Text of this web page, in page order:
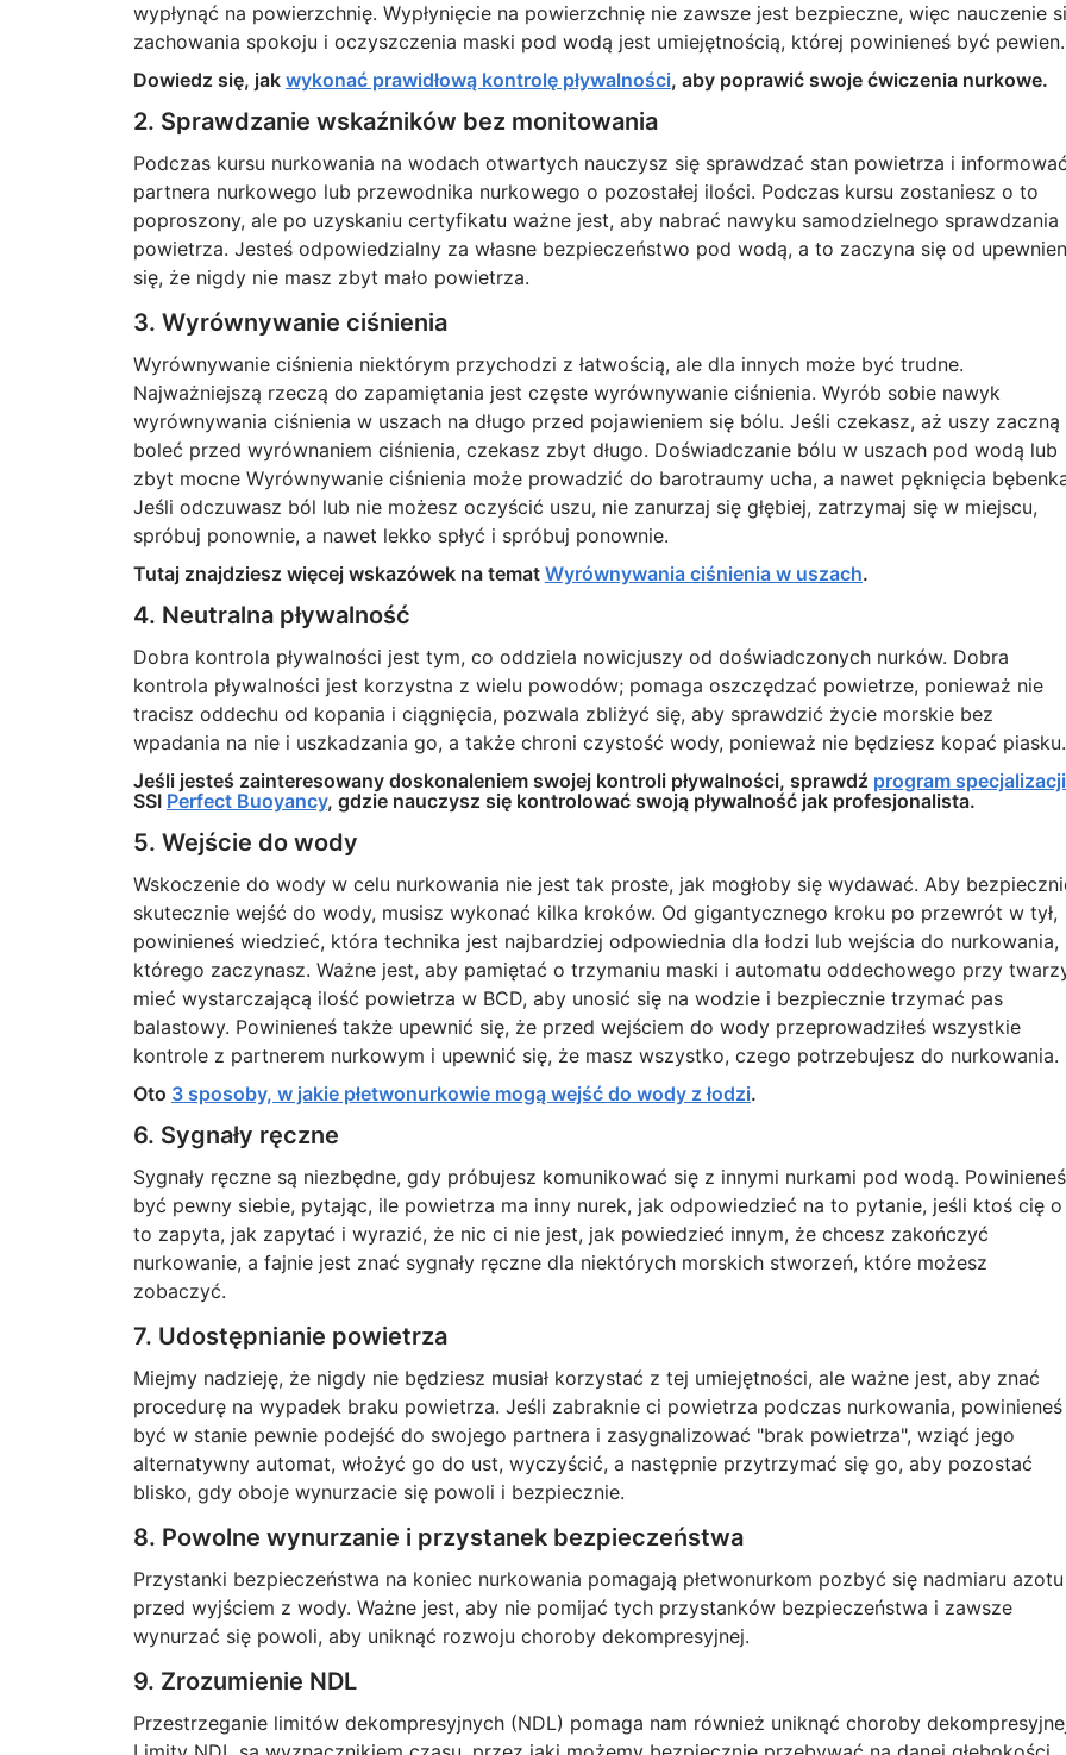
wypłynąć na powierzchnię. Wypłynięcie na powierzchnię nie zawsze jest bezpieczne, więc nauczenie
zachowania spokoju i oczyszczenia maski pod wodą jest umiejętnością, której powinieneś być pewien.
Dowiedz się, jak wykonać prawidłową kontrolę pływalności, aby poprawić swoje ćwiczenia nurkowe.
2. Sprawdzanie wskaźników bez monitowania
Podczas kursu nurkowania na wodach otwartych nauczysz się sprawdzać stan powietrza i informować
partnera nurkowego lub przewodnika nurkowego o pozostałej ilości. Podczas kursu zostaniesz o to
poproszony, ale po uzyskaniu certyfikatu ważne jest, aby nabrać nawyku samodzielnego sprawdzania
powietrza. Jesteś odpowiedzialny za własne bezpieczeństwo pod wodą, a to zaczyna się od
się, że nigdy nie masz zbyt mało powietrza.
3. Wyrównywanie ciśnienia
Wyrównywanie ciśnienia niektórym przychodzi z łatwością, ale dla innych może być trudne.
Najważniejszą rzeczą do zapamiętania jest częste wyrównywanie ciśnienia. Wyrób sobie nawyk
wyrównywania ciśnienia w uszach na długo przed pojawieniem się bólu. Jeśli czekasz, aż uszy zaczną
boleć przed wyrównaniem ciśnienia, czekasz zbyt długo. Doświadczanie bólu w uszach pod wodą lub
zbyt mocne Wyrównywanie ciśnienia może prowadzić do barotraumy ucha, a nawet pęknięcia
Jeśli odczuwasz ból lub nie możesz oczyścić uszu, nie zanurzaj się głębiej, zatrzymaj się w miejscu,
spróbuj ponownie, a nawet lekko spłyć i spróbuj ponownie.
Tutaj znajdziesz więcej wskazówek na temat Wyrównywania ciśnienia w uszach.
4. Neutralna pływalność
Dobra kontrola pływalności jest tym, co oddziela nowicjuszy od doświadczonych nurków. Dobra
kontrola pływalności jest korzystna z wielu powodów; pomaga oszczędzać powietrze, ponieważ nie
tracisz oddechu od kopania i ciągnięcia, pozwala zbliżyć się, aby sprawdzić życie morskie bez
wpadania na nie i uszkadzania go, a także chroni czystość wody, ponieważ nie będziesz kopać piasku.
Jeśli jesteś zainteresowany doskonaleniem swojej kontroli pływalności, sprawdź program specjalizacji
SSI Perfect Buoyancy, gdzie nauczysz się kontrolować swoją pływalność jak profesjonalista.
5. Wejście do wody
Wskoczenie do wody w celu nurkowania nie jest tak proste, jak mogłoby się wydawać. Aby
skutecznie wejść do wody, musisz wykonać kilka kroków. Od gigantycznego kroku po przewrót w tył,
powinieneś wiedzieć, która technika jest najbardziej odpowiednia dla łodzi lub wejścia do nurkowania,
którego zaczynasz. Ważne jest, aby pamiętać o trzymaniu maski i automatu oddechowego przy
mieć wystarczającą ilość powietrza w BCD, aby unosić się na wodzie i bezpiecznie trzymać pas
balastowy. Powinieneś także upewnić się, że przed wejściem do wody przeprowadziłeś wszystkie
kontrole z partnerem nurkowym i upewnić się, że masz wszystko, czego potrzebujesz do nurkowania.
Oto 3 sposoby, w jakie płetwonurkowie mogą wejść do wody z łodzi.
6. Sygnały ręczne
Sygnały ręczne są niezbędne, gdy próbujesz komunikować się z innymi nurkami pod wodą. Powinieneś
być pewny siebie, pytając, ile powietrza ma inny nurek, jak odpowiedzieć na to pytanie, jeśli ktoś cię o
to zapyta, jak zapytać i wyrazić, że nic ci nie jest, jak powiedzieć innym, że chcesz zakończyć
nurkowanie, a fajnie jest znać sygnały ręczne dla niektórych morskich stworzeń, które możesz
zobaczyć.
7. Udostępnianie powietrza
Miejmy nadzieję, że nigdy nie będziesz musiał korzystać z tej umiejętności, ale ważne jest, aby znać
procedurę na wypadek braku powietrza. Jeśli zabraknie ci powietrza podczas nurkowania, powinieneś
być w stanie pewnie podejść do swojego partnera i zasygnalizować "brak powietrza", wziąć jego
alternatywny automat, włożyć go do ust, wyczyścić, a następnie przytrzymać się go, aby pozostać
blisko, gdy oboje wynurzacie się powoli i bezpiecznie.
8. Powolne wynurzanie i przystanek bezpieczeństwa
Przystanki bezpieczeństwa na koniec nurkowania pomagają płetwonurkom pozbyć się nadmiaru azotu
przed wyjściem z wody. Ważne jest, aby nie pomijać tych przystanków bezpieczeństwa i zawsze
wynurzać się powoli, aby uniknąć rozwoju choroby dekompresyjnej.
9. Zrozumienie NDL
Przestrzeganie limitów dekompresyjnych (NDL) pomaga nam również uniknąć choroby